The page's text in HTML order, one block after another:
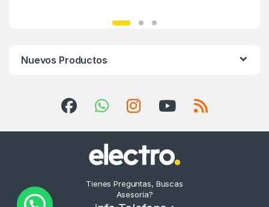
Nuevos Productos
Tienes Preguntas, Buscas
Asesoría?